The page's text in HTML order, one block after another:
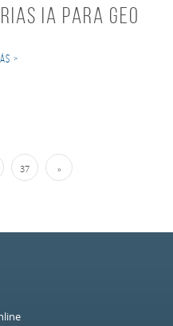
IA para GEO
>
Entradas
37 »